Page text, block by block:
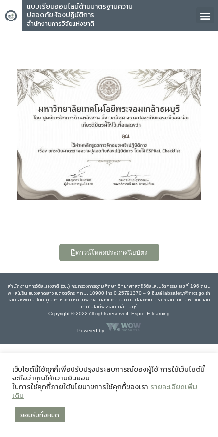
แบบเรียนออนไลน์ด้านมาตรฐานความ
ปลอดภัยห้องปฏิบัติการ
สำนักงานการวิจัยแห่งชาติ
คุณ
ดาวน์โหลดประกาศนียบัตร
สำนักงานการวิจัยแห่งชาติ (วช.) กระทรวงการอุดมศึกษา วิทยาศาสตร์ วิจัยและนวัตกรรม เลขที่ 196 ถนน
พหลโยธิน แขวงลาดยาว เขตจตุจักร กทม. 10900 โทร 0 25791370 – 9 อีเมล์ labsafety@nrct.go.th
ออกและพัฒนาโดย ศูนย์การจัดการด้านพลังงานสิ่งแวดล้อมความปลอดภัยและอาชีวอนามัย มหาวิทยาลัย
เทคโนโลยีพระจอมเกล้าธนบุรี
Copyright © 2022 All rights reserved, Esprel E-learning
Powered by
เว็บไซต์นี้ใช้คุกกี้เพื่อปรับปรุงประสบการณ์ของผู้ใช้ การใช้เว็บไซต์นี้
จะถือว่าคุณให้ความยินยอม
ในการใช้คุกกี้ภายใต้นโยบายการใช้คุกกี้ของเรา รายละเอียดเพิ่ม
เติม
ยอมรับทั้งหมด